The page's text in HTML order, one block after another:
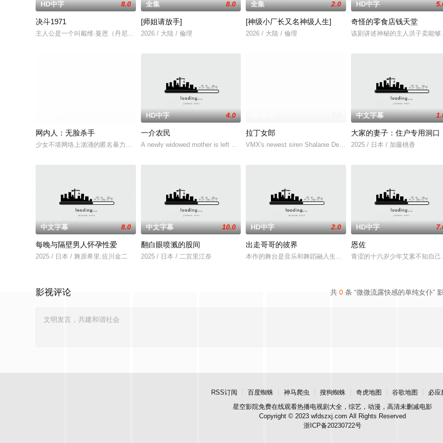
HD中字 8.0
决斗1971
主人公是一个叫戴维·曼恩（丹尼斯·韦弗 Dennis Weaver 饰）的中年男人，
全集 8.0
[师姐请放手]
2026 / 大陆 / 倫理
全集 2.0
[神级小厂长又名神级人生]
2026 / 大陆 / 倫理
HD中字
奇怪的零食店钱天堂
该剧讲述神秘的主人洪子卖能够
网内人：无脸杀手
少女不堪网络上汹涌的匿名暴力，选择结束年轻的生命。悲愤的家属委托私家侦探追查真相，誓
HD中字 4.0
一介农民
A newly widowed mother is left with the ca
拉丁女郎
VMX's newest siren Shalanie De Vera and At
中文字幕
大家的妻子：住户专用洞口
2025 / 日本 / 加藤桃香
中文字幕 8.0
每晚与隔壁男人怀孕性爱
2025 / 日本 / 舞原希里,佐川金二
中文字幕 10.0
翻白眼喷溅的股间
2025 / 日本 / 二宫里江奈
HD中字 2.0
出走哥哥的彼界
本作的舞台是音乐和舞蹈融入生活的冲绳。与母亲朱音、妹妹舞一起
HD中字
恩佐
青涩的十六岁少年艾素不知自己
共 0 条 “微微流露快感的单纯女仆”
影视评论
RSS订阅 百度蜘蛛 神马爬虫 搜狗蜘蛛 奇虎地图 谷歌地图
必应
星空影院免费在线观看热播电视剧大全，综艺，动漫，高清未删减电影
Copyright © 2023 wfdszxj.com All Rights Reserved
浙ICP备20230722号